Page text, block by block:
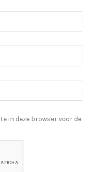
in deze browser voor de